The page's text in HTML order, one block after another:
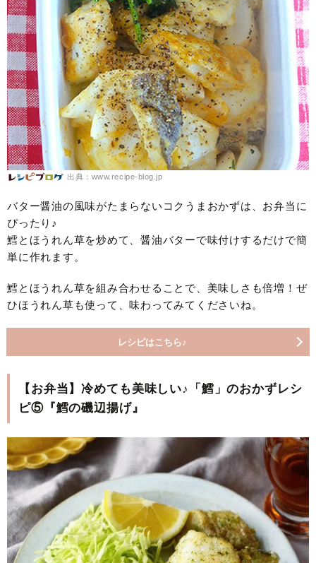
出典：www.recipe-blog.jp
バター醤油の風味がたまらないコクうまおかずは、お弁当に
ぴったり♪
鱈とほうれん草を炒めて、醤油バターで味付けするだけで簡
単に作れます。
鱈とほうれん草を組み合わせることで、美味しさも倍増！ぜ
ひほうれん草も使って、味わってみてくださいね。
レシピはこちら♪
【お弁当】冷めても美味しい♪「鱈」のおかずレシ
ピ⑤『鱈の磯辺揚げ』